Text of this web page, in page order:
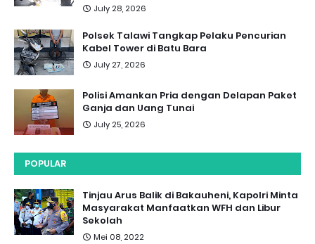
July 28, 2026
Polsek Talawi Tangkap Pelaku Pencurian
Kabel Tower di Batu Bara
July 27, 2026
Polisi Amankan Pria dengan Delapan Paket
Ganja dan Uang Tunai
July 25, 2026
POPULAR
Tinjau Arus Balik di Bakauheni, Kapolri Minta
Masyarakat Manfaatkan WFH dan Libur
Sekolah
Mei 08, 2022